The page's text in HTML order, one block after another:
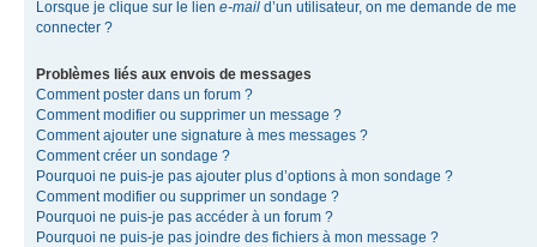
Lorsque je clique sur le lien e-mail d’un utilisateur, on me demande de me
connecter ?
Problèmes liés aux envois de messages
Comment poster dans un forum ?
Comment modifier ou supprimer un message ?
Comment ajouter une signature à mes messages ?
Comment créer un sondage ?
Pourquoi ne puis-je pas ajouter plus d’options à mon sondage ?
Comment modifier ou supprimer un sondage ?
Pourquoi ne puis-je pas accéder à un forum ?
Pourquoi ne puis-je pas joindre des fichiers à mon message ?